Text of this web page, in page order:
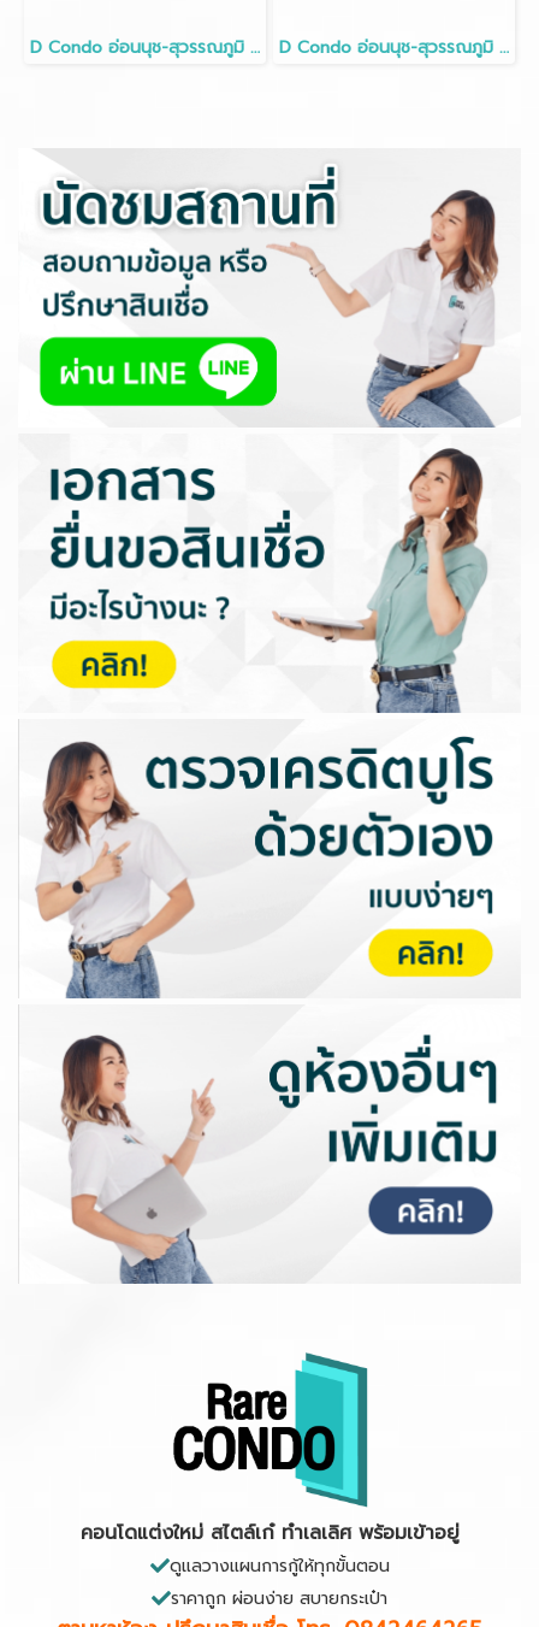
D Condo อ่อนนุช-สุวรรณภูมิ • 30 ตร.ม ชั้น8 ห้องมุม D Condo อ่อนนุช-สุวรรณภูมิ • 30 ตร.ม
คอนโดแต่งใหม่ สไตล์เก๋ ทำเลเลิศ พร้อมเข้าอยู่
ดูแลวางแผนการกู้ให้ทุกขั้นตอน
ราคาถูก ผ่อนง่าย สบายกระเป๋า